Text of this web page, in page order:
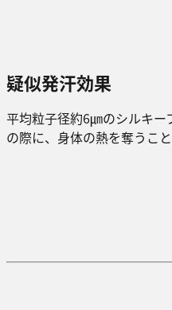
疑似発汗効果
平均粒子径約6㎛のシルキー
の際に、⾝体の熱を奪うこ